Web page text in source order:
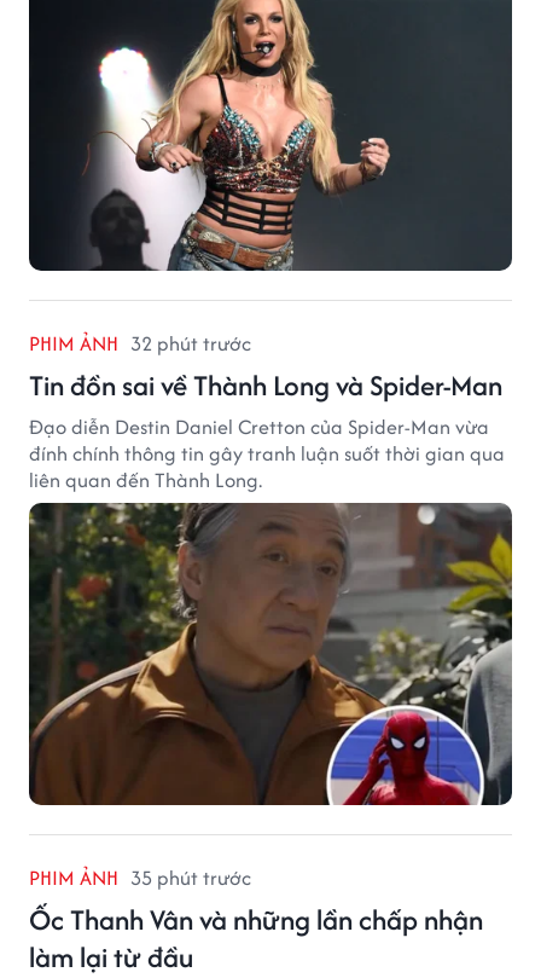
PHIM ẢNH 32 phút trước
Tin đồn sai về Thành Long và Spider-Man
Đạo diễn Destin Daniel Cretton của Spider-Man vừa
đính chính thông tin gây tranh luận suốt thời gian qua
liên quan đến Thành Long.
PHIM ẢNH 35 phút trước
Ốc Thanh Vân và những lần chấp nhận
làm lại từ đầu